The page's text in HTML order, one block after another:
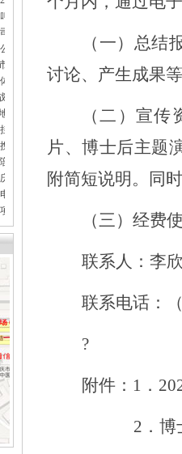
应机制本轮强降雨，重庆地址挂靠触发
质灾害三级应急响应14个区县部分乡镇
注册地址挂靠农产品质量安全中心以
场大渡口区市场监管局开展零食店食品
化新模式重庆“生态蓝”守护巴山渝水生
址挂靠防线——大渡口区开展大型主题
靠第二批未来产业标志性产品公示
手筑牢安全屏障
诊服务升温
市预防未成年人犯罪条例》明确——可
动自行车首次被纳入，重庆无地址注册
斗争部署会议召开
（一）总结
讨论、产生成果
（二）宣
片、博士后主题
附简短说明。同
（三）经费
联系人：李
联系电话：
?
附件： 1 ．
2 ．